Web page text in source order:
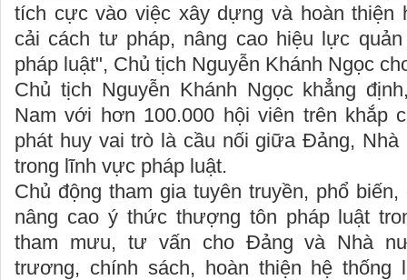
tích cực vào việc xây dựng và hoàn thiện
cải cách tư pháp, nâng cao hiệu lực
pháp luật", Chủ tịch Nguyễn Khánh Ngọc
Chủ tịch Nguyễn Khánh Ngọc khẳng
Nam với hơn 100.000 hội viên trên khắp
phát huy vai trò là cầu nối giữa Đảng,
trong lĩnh vực pháp luật.
Chủ động tham gia tuyên truyền, phổ
nâng cao ý thức thượng tôn pháp luật
tham mưu, tư vấn cho Đảng và Nhà
trương, chính sách, hoàn thiện hệ thống